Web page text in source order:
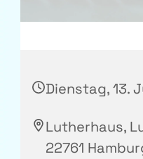
Dienstag, 13.
Lutherhaus,
22761